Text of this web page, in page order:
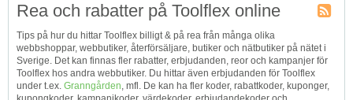
Tagg
RSS
Rea och rabatter på Toolflex online
Tips på hur du hittar Toolflex billigt & på rea från många olika
webbshoppar, webbutiker, återförsäljare, butiker och nätbutiker på nätet i
Sverige. Det kan finnas fler rabatter, erbjudanden, reor och kampanjer för
Toolflex hos andra webbutiker. Du hittar även erbjudanden för Toolflex
under t.ex. Granngården, mfl. De kan ha fler koder, rabattkoder, kuponger,